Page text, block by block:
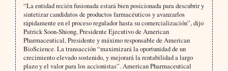
“La entidad recién fusionada estará bien posicionada para descubrir y
sintetizar candidatos de productos farmacéuticos y avanzarlos
rápidamente en el proceso regulador hasta su comercialización”, dijo
Patrick Soon-Shiong, Presidente Ejecutivo de American
Pharmaceutical, Presidente y máximo responsable de American
BioScience. La transacción “maximizará la oportunidad de un
crecimiento elevado sostenido, y mejorará la rentabilidad a largo
plazo y el valor para los accionistas”. American Pharmaceutical